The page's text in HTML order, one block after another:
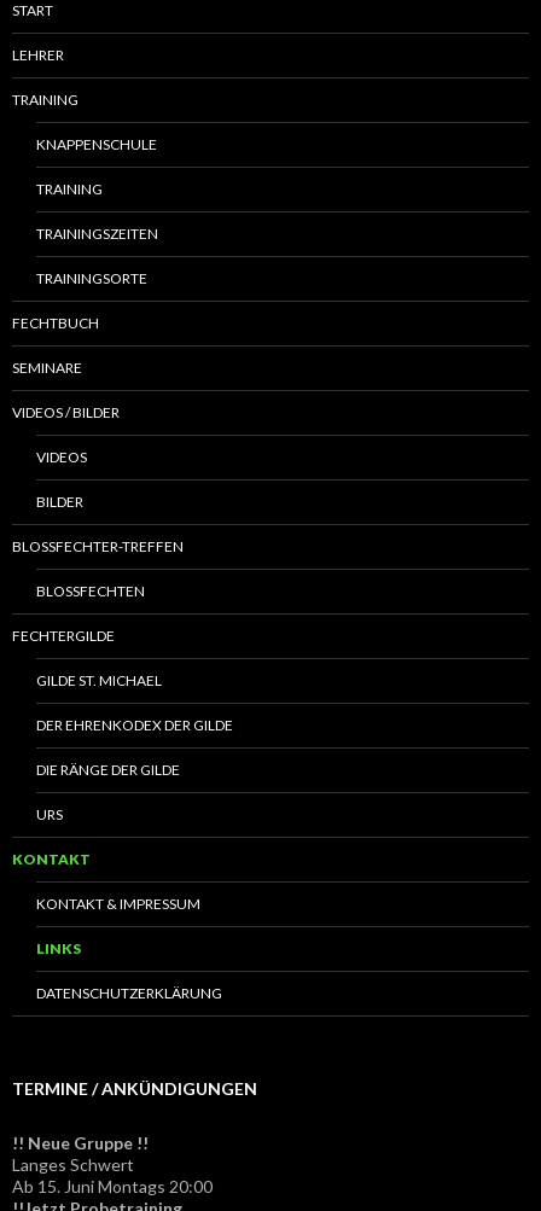
START
LEHRER
TRAINING
KNAPPENSCHULE
TRAINING
TRAININGSZEITEN
TRAININGSORTE
FECHTBUCH
SEMINARE
VIDEOS / BILDER
VIDEOS
BILDER
BLOSSFECHTER-TREFFEN
BLOSSFECHTEN
FECHTERGILDE
GILDE ST. MICHAEL
DER EHRENKODEX DER GILDE
DIE RÄNGE DER GILDE
URS
KONTAKT
KONTAKT & IMPRESSUM
LINKS
DATENSCHUTZERKLÄRUNG
TERMINE / ANKÜNDIGUNGEN
!! Neue Gruppe !!
Langes Schwert
Ab 15. Juni Montags 20:00